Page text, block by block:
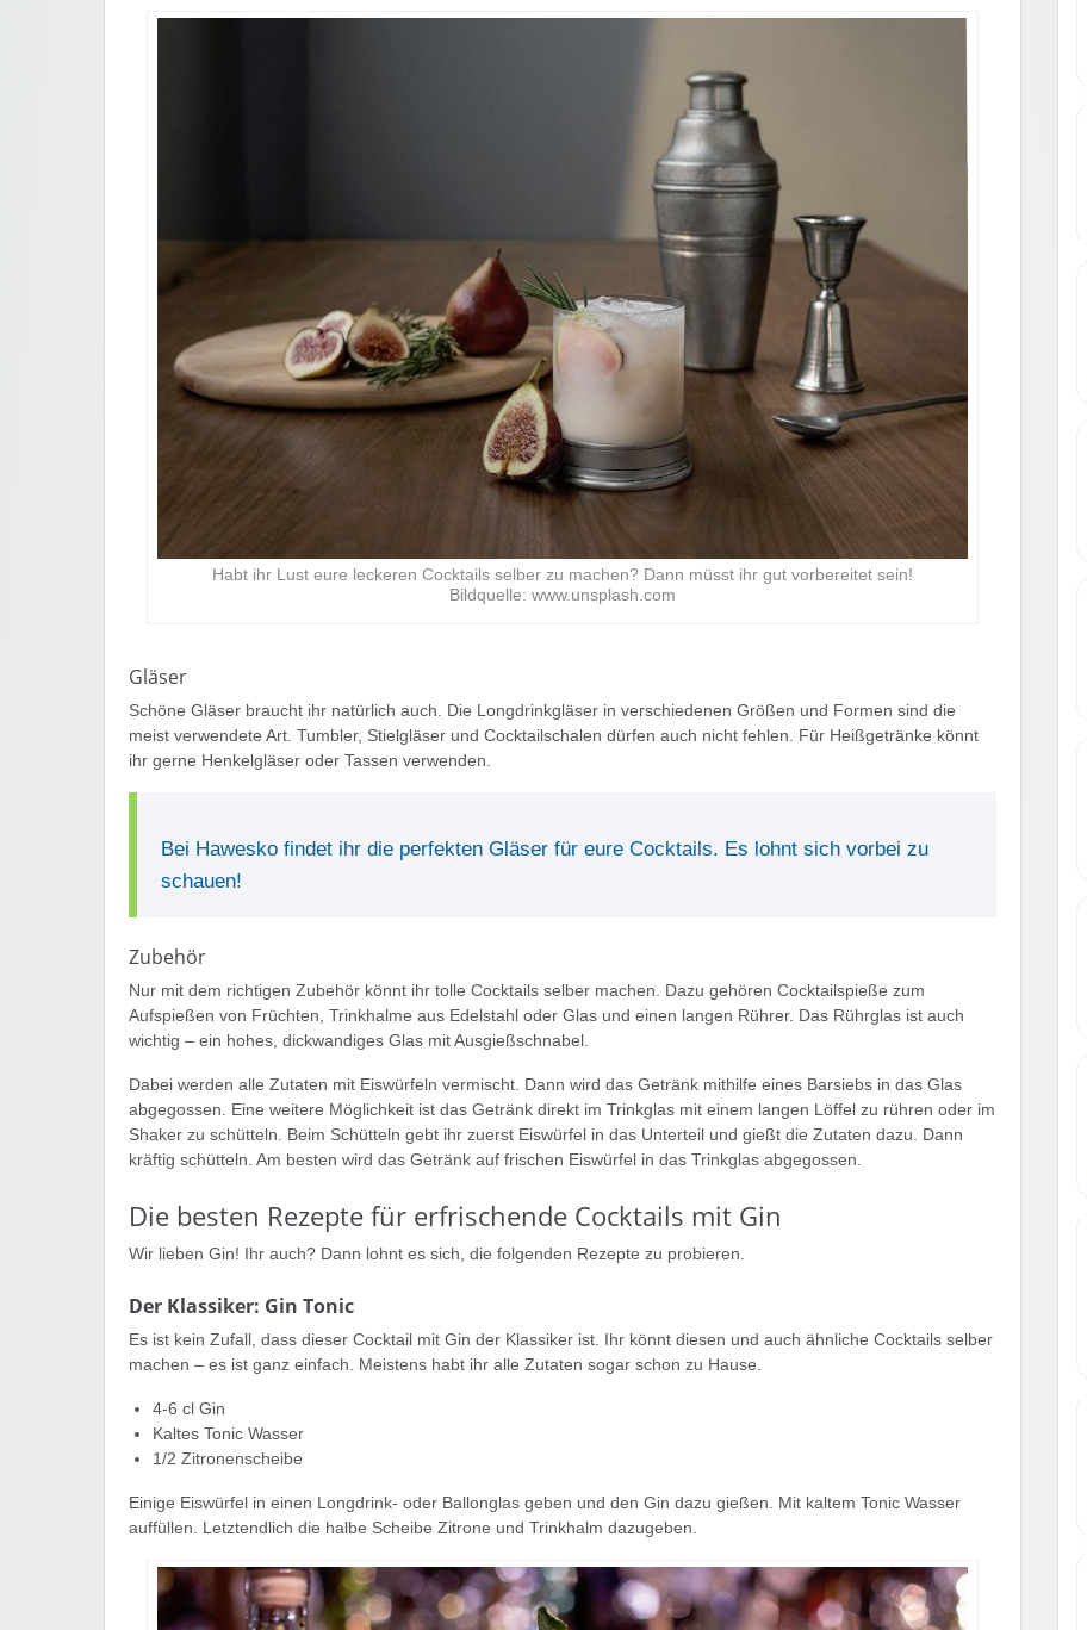
Habt ihr Lust eure leckeren Cocktails selber zu machen? Dann müsst ihr gut vorbereitet sein!
Bildquelle: www.unsplash.com
Gläser
Schöne Gläser braucht ihr natürlich auch. Die Longdrinkgläser in verschiedenen Größen und Formen sind die
meist verwendete Art. Tumbler, Stielgläser und Cocktailschalen dürfen auch nicht fehlen. Für Heißgetränke könnt
ihr gerne Henkelgläser oder Tassen verwenden.
Bei Hawesko findet ihr die perfekten Gläser für eure Cocktails. Es lohnt sich vorbei zu
schauen!
Zubehör
Nur mit dem richtigen Zubehör könnt ihr tolle Cocktails selber machen. Dazu gehören Cocktailspieße zum
Aufspießen von Früchten, Trinkhalme aus Edelstahl oder Glas und einen langen Rührer. Das Rührglas ist auch
wichtig – ein hohes, dickwandiges Glas mit Ausgießschnabel.
Dabei werden alle Zutaten mit Eiswürfeln vermischt. Dann wird das Getränk mithilfe eines Barsiebs in das Glas
abgegossen. Eine weitere Möglichkeit ist das Getränk direkt im Trinkglas mit einem langen Löffel zu rühren oder im
Shaker zu schütteln. Beim Schütteln gebt ihr zuerst Eiswürfel in das Unterteil und gießt die Zutaten dazu. Dann
kräftig schütteln. Am besten wird das Getränk auf frischen Eiswürfel in das Trinkglas abgegossen.
Die besten Rezepte für erfrischende Cocktails mit Gin
Wir lieben Gin! Ihr auch? Dann lohnt es sich, die folgenden Rezepte zu probieren.
Der Klassiker: Gin Tonic
Es ist kein Zufall, dass dieser Cocktail mit Gin der Klassiker ist. Ihr könnt diesen und auch ähnliche Cocktails selber
machen – es ist ganz einfach. Meistens habt ihr alle Zutaten sogar schon zu Hause.
4-6 cl Gin
Kaltes Tonic Wasser
1/2 Zitronenscheibe
Einige Eiswürfel in einen Longdrink- oder Ballonglas geben und den Gin dazu gießen. Mit kaltem Tonic Wasser
auffüllen. Letztendlich die halbe Scheibe Zitrone und Trinkhalm dazugeben.